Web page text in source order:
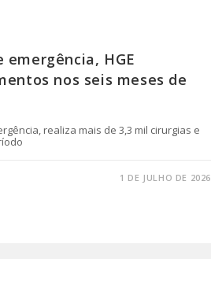
HGE
nos seis meses de
realiza mais de 3,3 mil cirurgias e
1 DE JULHO DE 2026